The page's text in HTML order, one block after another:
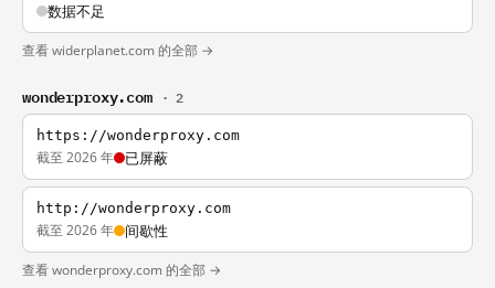
数据不足
查看 widerplanet.com 的全部 →
wonderproxy.com · 2
https://wonderproxy.com
截至 2026 年 已屏蔽
http://wonderproxy.com
截至 2026 年 间歇性
查看 wonderproxy.com 的全部 →